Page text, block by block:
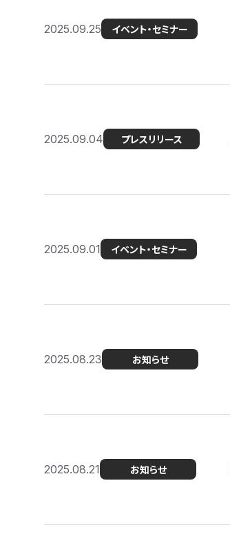
2025.09.25 イベント・セミナー
2025.09.04 プレスリリース
2025.09.01 イベント・セミナー
2025.08.23 お知らせ
2025.08.21 お知らせ